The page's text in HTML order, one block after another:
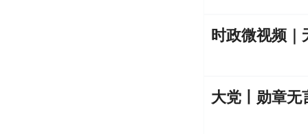
时政微视频｜
大党丨勋章无